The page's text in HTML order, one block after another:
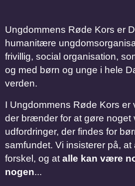
Ungdommens Røde Kors er
humanitære
frivillig, social organisation,
og med børn og unge i hele
verden.
I Ungdommens Røde Kors er
der brænder for at gøre noget
udfordringer, der findes for
samfundet. Vi insisterer på,
forskel, og at alle kan være
nogen...